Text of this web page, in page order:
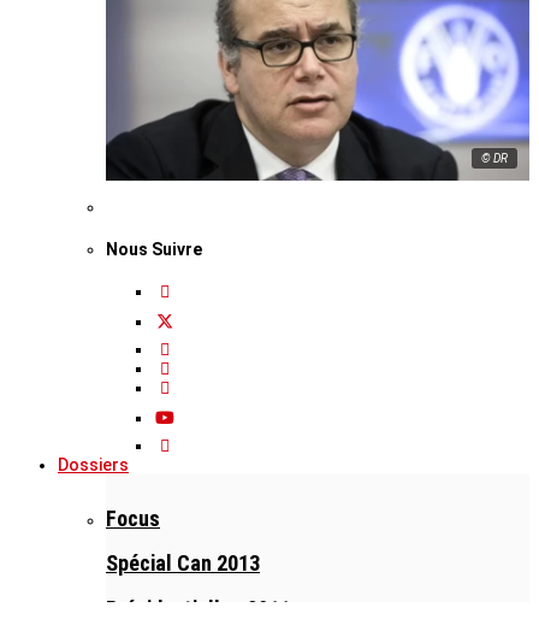
© DR
Nous Suivre
Dossiers
Focus
Spécial Can 2013
Présidentielles 2011